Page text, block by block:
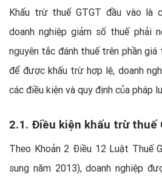
Khấu trừ thuế GTGT đầu vào là
doanh nghiệp giảm số thuế phải
nguyên tắc đánh thuế trên phần
để được khấu trừ hợp lệ, doanh
các điều kiện và quy định của pháp
2.1. Điều kiện khấu trừ thuế
Theo Khoản 2 Điều 12 Luật Thuế
sung năm 2013), doanh nghiệp